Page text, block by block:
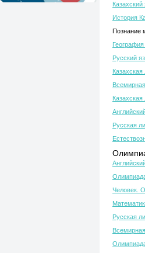
Казахский
История
Познание
География
Русский
Казахская
Казахская
Русская
Человек.
Русская